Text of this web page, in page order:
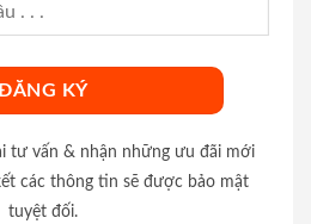
tư vấn & nhận những ưu đãi mới
các thông tin sẽ được bảo mật
tuyệt đối.